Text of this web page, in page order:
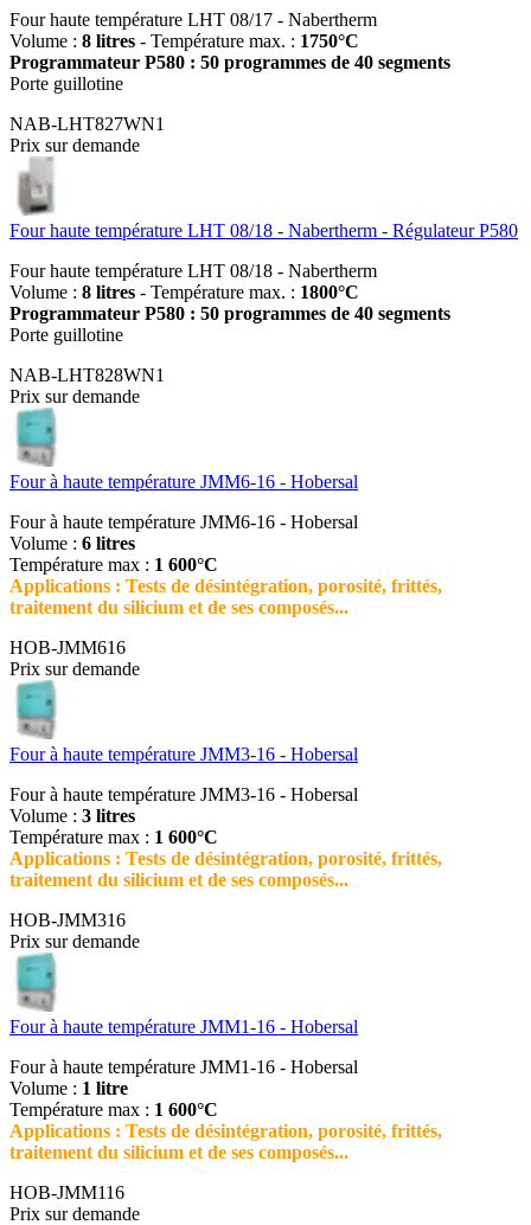
Four haute température LHT 08/17 - Nabertherm
Volume : 8 litres - Température max. : 1750°C
Programmateur P580 : 50 programmes de 40 segments
Porte guillotine
NAB-LHT827WN1
Prix sur demande
Four haute température LHT 08/18 - Nabertherm - Régulateur P580
Four haute température LHT 08/18 - Nabertherm
Volume : 8 litres - Température max. : 1800°C
Programmateur P580 : 50 programmes de 40 segments
Porte guillotine
NAB-LHT828WN1
Prix sur demande
Four à haute température JMM6-16 - Hobersal
Four à haute température JMM6-16 - Hobersal
Volume : 6 litres
Température max : 1 600°C
Applications : Tests de désintégration, porosité, frittés,
traitement du silicium et de ses composés...
HOB-JMM616
Prix sur demande
Four à haute température JMM3-16 - Hobersal
Four à haute température JMM3-16 - Hobersal
Volume : 3 litres
Température max : 1 600°C
Applications : Tests de désintégration, porosité, frittés,
traitement du silicium et de ses composés...
HOB-JMM316
Prix sur demande
Four à haute température JMM1-16 - Hobersal
Four à haute température JMM1-16 - Hobersal
Volume : 1 litre
Température max : 1 600°C
Applications : Tests de désintégration, porosité, frittés,
traitement du silicium et de ses composés...
HOB-JMM116
Prix sur demande